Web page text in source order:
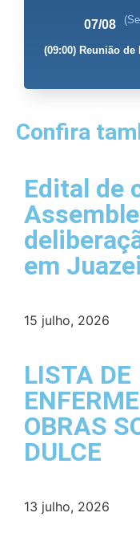
07/08
(09:00) Reunião de
Confira
Edital de
em
15 julho, 2026
LISTA DE
OBRAS
DULCE
13 julho, 2026